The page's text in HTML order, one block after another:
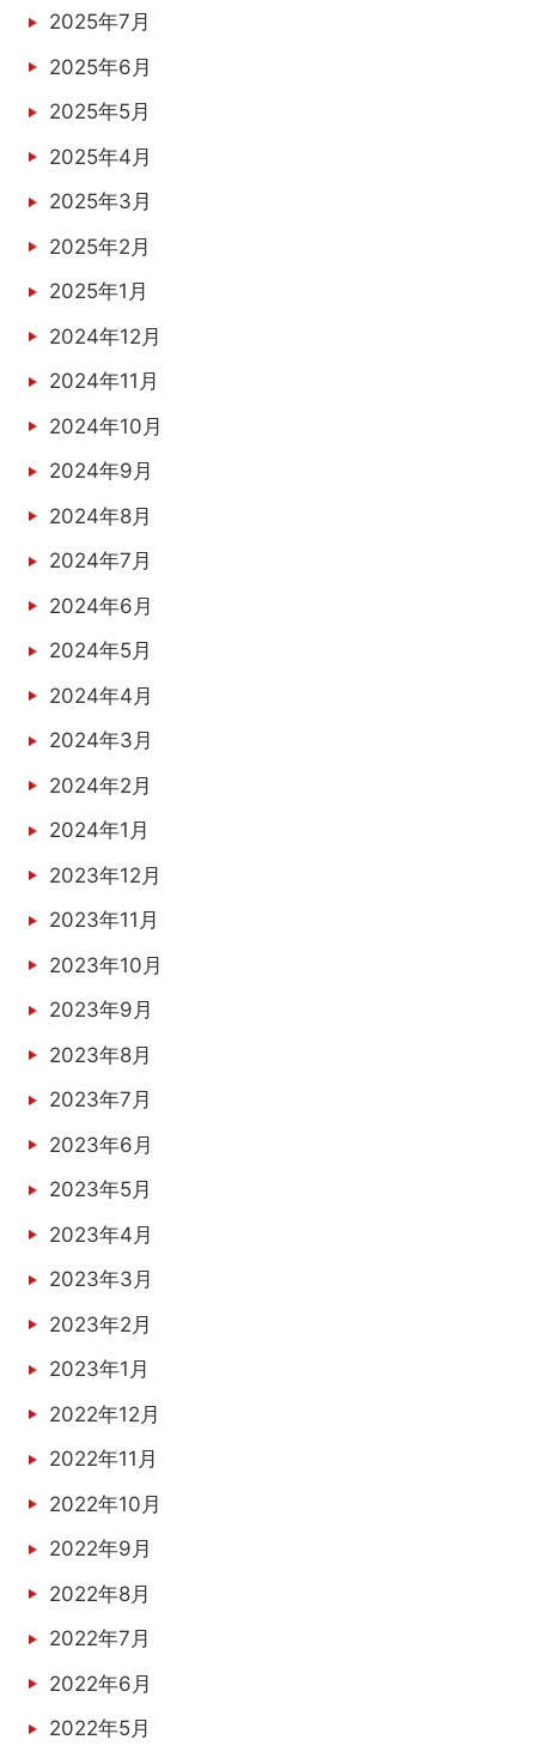
2025年7月
2025年6月
2025年5月
2025年4月
2025年3月
2025年2月
2025年1月
2024年12月
2024年11月
2024年10月
2024年9月
2024年8月
2024年7月
2024年6月
2024年5月
2024年4月
2024年3月
2024年2月
2024年1月
2023年12月
2023年11月
2023年10月
2023年9月
2023年8月
2023年7月
2023年6月
2023年5月
2023年4月
2023年3月
2023年2月
2023年1月
2022年12月
2022年11月
2022年10月
2022年9月
2022年8月
2022年7月
2022年6月
2022年5月